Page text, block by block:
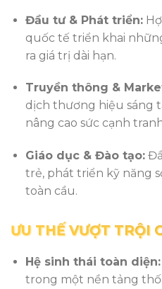
Đầu tư & Phát triển:
quốc tế triển khai
ra giá trị dài hạn.
Truyền thông &
dịch thương hiệu sáng
nâng cao sức cạnh
Giáo dục & Đào tạo:
trẻ, phát triển kỹ năng
toàn cầu.
ƯU THẾ VƯỢT TRỘI
Hệ sinh thái toàn diện:
trong một nền tảng